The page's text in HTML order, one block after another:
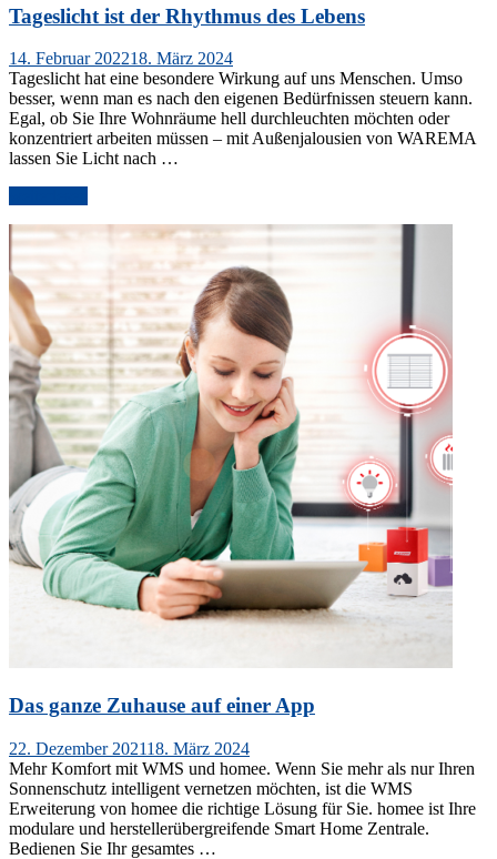
Tageslicht ist der Rhythmus des Lebens
Veröffentlicht
am
14. Februar 202218. März 2024
Tageslicht hat eine besondere Wirkung auf uns Menschen. Umso
besser, wenn man es nach den eigenen Bedürfnissen steuern kann.
Egal, ob Sie Ihre Wohnräume hell durchleuchten möchten oder
konzentriert arbeiten müssen – mit Außenjalousien von WAREMA
lassen Sie Licht nach …
der
Rhythmus
des
Lebens“
Das ganze Zuhause auf einer App
Veröffentlicht
am
22. Dezember 202118. März 2024
Mehr Komfort mit WMS und homee. Wenn Sie mehr als nur Ihren
Sonnenschutz intelligent vernetzen möchten, ist die WMS
Erweiterung von homee die richtige Lösung für Sie. homee ist Ihre
modulare und herstellerübergreifende Smart Home Zentrale.
Bedienen Sie Ihr gesamtes …